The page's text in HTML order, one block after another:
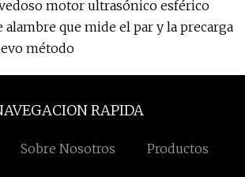
motor ultrasónico esférico
alambre que mide el par y la precarga
método
RAPIDA
Sobre Nosotros Productos